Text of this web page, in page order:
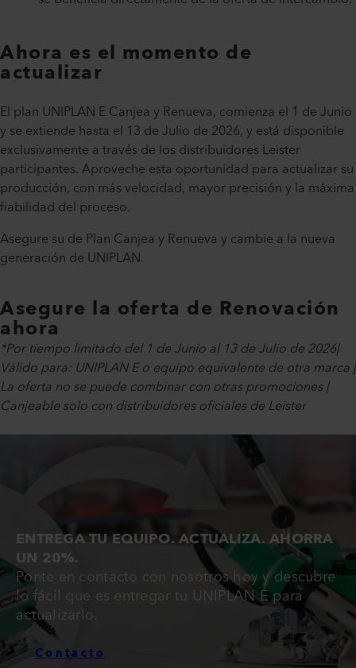
Ahora es el momento de
actualizar
El plan UNIPLAN E Canjea y Renueva, comienza el 1 de Junio
y se extiende hasta el 13 de Julio de 2026, y está disponible
exclusivamente a través de los distribuidores Leister
participantes. Aproveche esta oportunidad para actualizar su
producción, con más velocidad, mayor precisión y la máxima
fiabilidad del proceso.
Asegure su de Plan Canjea y Renueva y cambie a la nueva
generación de UNIPLAN.
Asegure la oferta de Renovación
ahora
*Por tiempo limitado del 1 de Junio al 13 de Julio de 2026|
Válido para: UNIPLAN E o equipo equivalente de otra marca |
La oferta no se puede combinar con otras promociones |
Canjeable solo con distribuidores oficiales de Leister
ENTREGA TU EQUIPO. ACTUALIZA. AHORRA
UN 20%.
Ponte en contacto con nosotros hoy y descubre
lo fácil que es entregar tu UNIPLAN E para
actualizarlo.
Contacto